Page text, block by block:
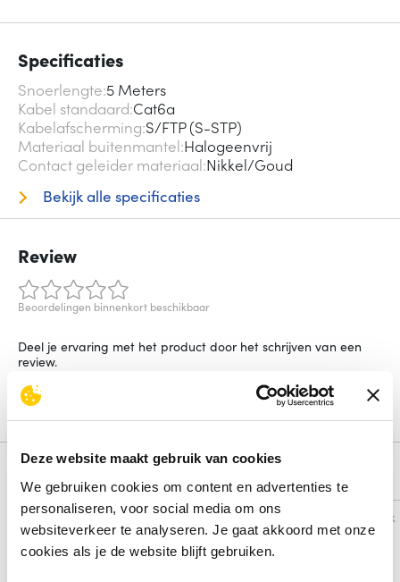
Deze website maakt gebruik van cookies
We gebruiken cookies om content en advertenties te
personaliseren, voor social media om ons
websiteverkeer te analyseren. Je gaat akkoord met onze
cookies als je de website blijft gebruiken.
Specificaties
Snoerlengte 5 Meters
Kabel standaard Cat6a
Kabelafscherming S/FTP (S-STP)
Materiaal buitenmantel Halogeenvrij
Contact geleider materiaal Nikkel/Goud
Bekijk alle specificaties
Review
Beoordelingen binnenkort beschikbaar
Deel je ervaring met het product door het schrijven van een
review.
Schrijf een review
Alternatieven
Vergelijk Vergelijk